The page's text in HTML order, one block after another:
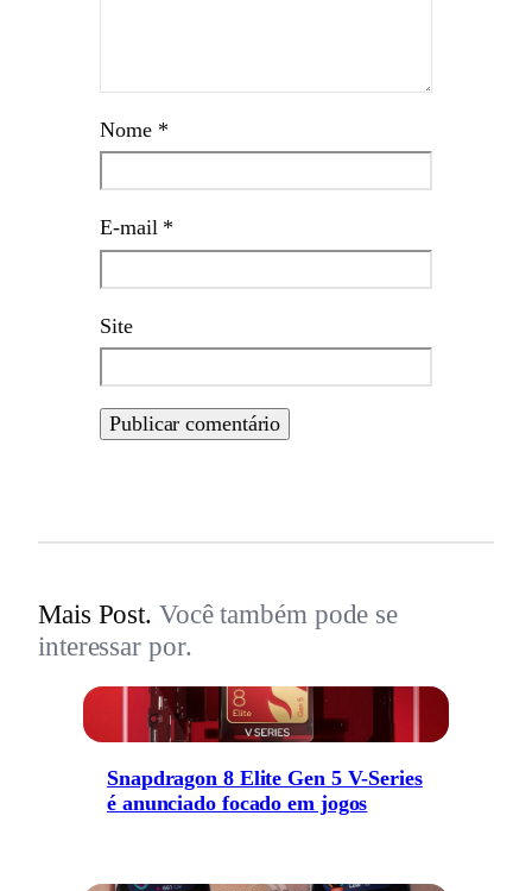
Nome *
E-mail *
Site
Mais Post. Você também pode se
interessar por.
Snapdragon 8 Elite Gen 5 V-Series
é anunciado focado em jogos